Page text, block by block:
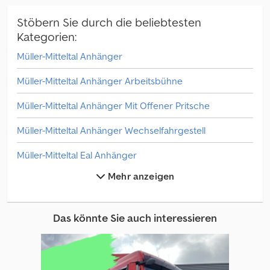
Stöbern Sie durch die beliebtesten
Kategorien:
Müller-Mitteltal Anhänger
Müller-Mitteltal Anhänger Arbeitsbühne
Müller-Mitteltal Anhänger Mit Offener Pritsche
Müller-Mitteltal Anhänger Wechselfahrgestell
Müller-Mitteltal Eal Anhänger
Müller-Mitteltal Edu Anhänger
Müller-Mitteltal Etü Anhänger
Müller-Mitteltal Pt Anhänger
Mehr anzeigen
Das könnte Sie auch interessieren